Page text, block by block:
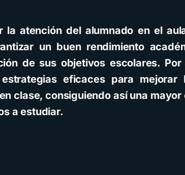
la atención del alumnado en el
un buen rendimiento
de sus objetivos escolares.
eficaces para
clase, consiguiendo así una
a estudiar.